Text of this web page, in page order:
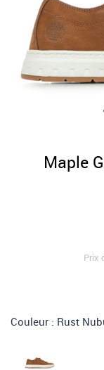
Maple
Prix
Couleur : Rust